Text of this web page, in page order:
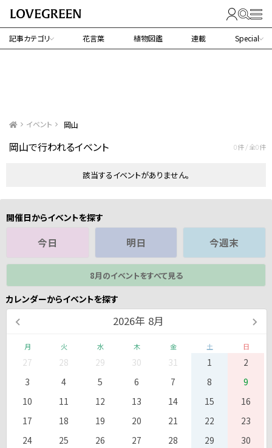
記事カテゴリ 花言葉 植物図鑑 連載 Special
イベント 岡山
岡山で行われるイベント 0件 / 全0件
該当するイベントがありません。
開催日からイベントを探す
今日 明日 今週末
8月のイベントをすべて見る
カレンダーからイベントを探す
2026年 8月
月 火 水 木 金 土 日
27 28 29 30 31 1
2
3
4 5 6 7 8
9
10
11 12 13 14 15
16
17
18 19 20 21 22
23
24
25 26 27 28 29
30